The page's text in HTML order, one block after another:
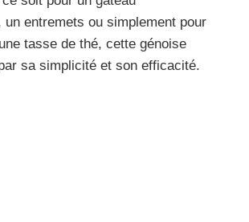
un entremets ou simplement pour
tasse de thé, cette génoise
sa simplicité et son efficacité.